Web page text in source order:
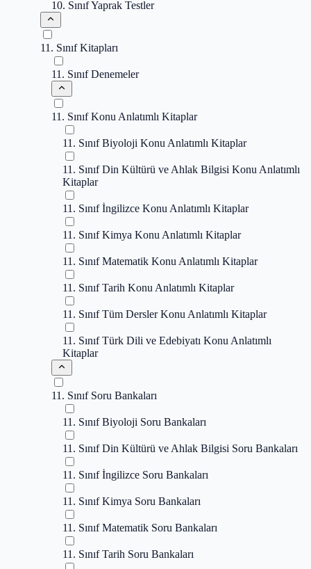
10. Sınıf Yaprak Testler
11. Sınıf Kitapları
11. Sınıf Denemeler
11. Sınıf Konu Anlatımlı Kitaplar
11. Sınıf Biyoloji Konu Anlatımlı Kitaplar
11. Sınıf Din Kültürü ve Ahlak Bilgisi Konu Anlatımlı
Kitaplar
11. Sınıf İngilizce Konu Anlatımlı Kitaplar
11. Sınıf Kimya Konu Anlatımlı Kitaplar
11. Sınıf Matematik Konu Anlatımlı Kitaplar
11. Sınıf Tarih Konu Anlatımlı Kitaplar
11. Sınıf Tüm Dersler Konu Anlatımlı Kitaplar
11. Sınıf Türk Dili ve Edebiyatı Konu Anlatımlı
Kitaplar
11. Sınıf Soru Bankaları
11. Sınıf Biyoloji Soru Bankaları
11. Sınıf Din Kültürü ve Ahlak Bilgisi Soru Bankaları
11. Sınıf İngilizce Soru Bankaları
11. Sınıf Kimya Soru Bankaları
11. Sınıf Matematik Soru Bankaları
11. Sınıf Tarih Soru Bankaları